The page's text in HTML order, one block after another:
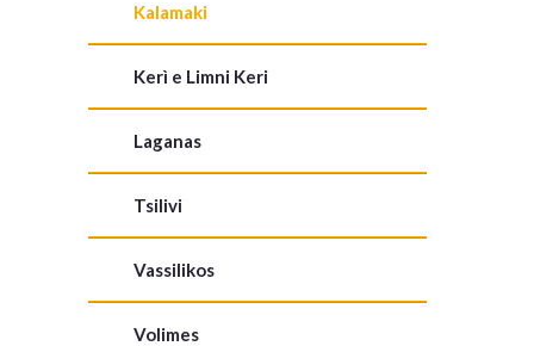
Kalamaki
Kerì e Limni Keri
Laganas
Tsilivi
Vassilikos
Volimes